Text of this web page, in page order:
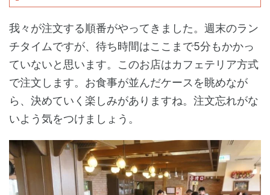
我々が注文する順番がやってきました。週末のラン
チタイムですが、待ち時間はここまで5分もかかっ
ていないと思います。このお店はカフェテリア方式
で注文します。お食事が並んだケースを眺めなが
ら、決めていく楽しみがありますね。注文忘れがな
いよう気をつけましょう。